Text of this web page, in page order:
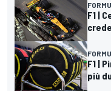
F1 |
F1 |
più